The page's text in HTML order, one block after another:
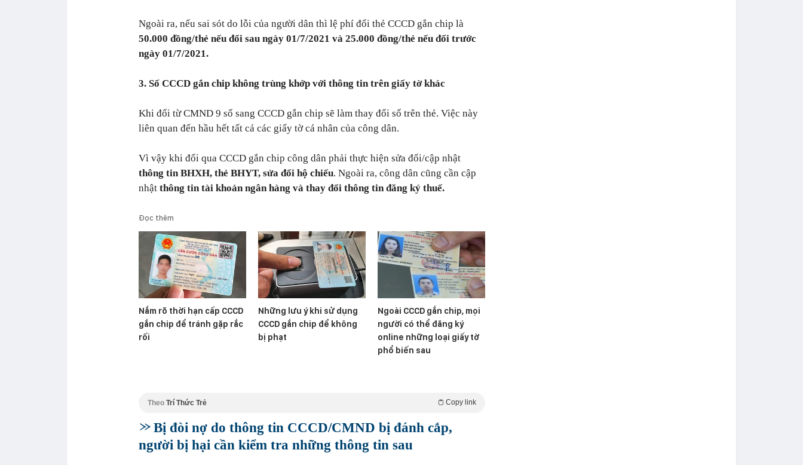
Ngoài ra, nếu sai sót do lỗi của người dân thì lệ phí đổi thẻ CCCD gắn chip là
50.000 đồng/thẻ nếu đổi sau ngày 01/7/2021 và 25.000 đồng/thẻ nếu đổi trước
ngày 01/7/2021.
3. Số CCCD gắn chip không trùng khớp với thông tin trên giấy tờ khác
Khi đổi từ CMND 9 số sang CCCD gắn chip sẽ làm thay đổi số trên thẻ. Việc này
liên quan đến hầu hết tất cả các giấy tờ cá nhân của công dân.
Vì vậy khi đổi qua CCCD gắn chip công dân phải thực hiện sửa đổi/cập nhật
thông tin BHXH, thẻ BHYT, sửa đổi hộ chiếu. Ngoài ra, công dân cũng cần cập
nhật thông tin tài khoản ngân hàng và thay đổi thông tin đăng ký thuế.
Đọc thêm
Nắm rõ thời hạn cấp CCCD
gắn chip để tránh gặp rắc
rối
Những lưu ý khi sử dụng
CCCD gắn chip để không
bị phạt
Ngoài CCCD gắn chip, mọi
người có thể đăng ký
online những loại giấy tờ
phổ biến sau
Theo Trí Thức Trẻ Copy link
Bị đòi nợ do thông tin CCCD/CMND bị đánh cắp,
người bị hại cần kiểm tra những thông tin sau